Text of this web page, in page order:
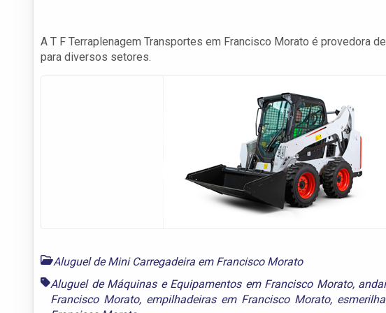
A T F Terraplenagem Transportes em Francisco Morato é provedora
para diversos setores.
Aluguel de Mini Carregadeira em Francisco Morato
Aluguel de Máquinas e Equipamentos em Francisco Morato,
Francisco Morato, empilhadeiras em Francisco Morato,